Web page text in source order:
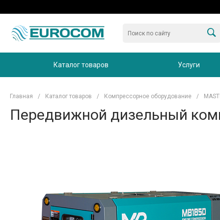
Каталог товаров Услуги
Главная / Каталог товаров / Компрессорное оборудование /
Передвижной дизельный